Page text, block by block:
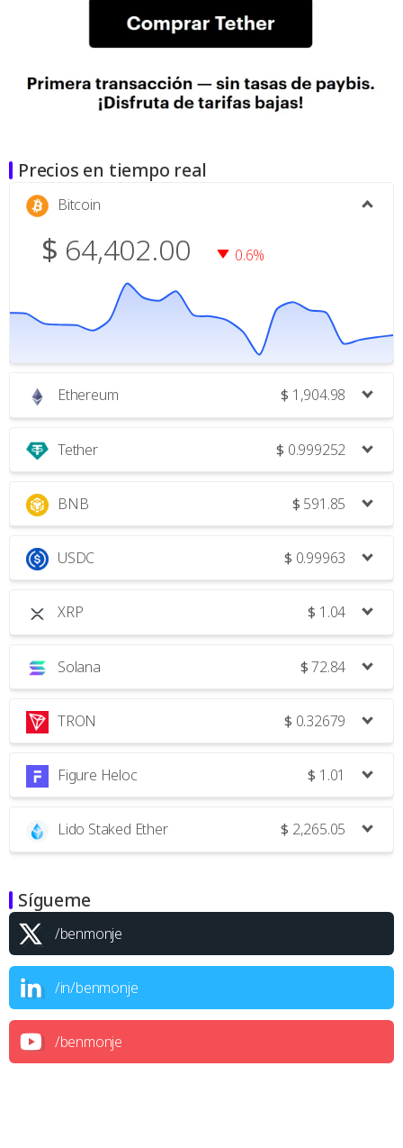
Precios en tiempo real
Bitcoin
$ 64,402.00 0.6%
Ethereum $ 1,904.98
Tether $ 0.999252
BNB $ 591.85
USDC $ 0.99963
XRP $ 1.04
Solana $72.84
TRON $ 0.32679
Figure Heloc $ 1.01
Lido Staked Ether $ 2,265.05
Sígueme
/benmonje
/in/benmonje
/benmonje